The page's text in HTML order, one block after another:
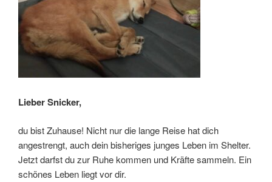
Lieber Snicker,
du bist Zuhause! Nicht nur die lange Reise hat dich
angestrengt, auch dein bisheriges junges Leben im Shelter.
Jetzt darfst du zur Ruhe kommen und Kräfte sammeln. Ein
schönes Leben liegt vor dir.